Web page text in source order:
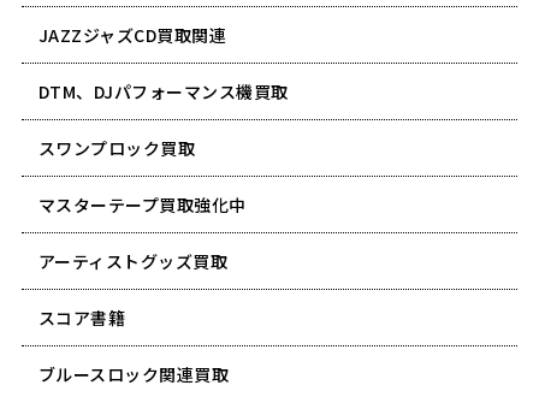
JAZZジャズCD買取関連
DTM、DJパフォーマンス機買取
スワンプロック買取
マスターテープ買取強化中
アーティストグッズ買取
スコア書籍
ブルースロック関連買取